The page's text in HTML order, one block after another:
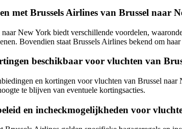
met Brussels Airlines van Brussel naar
New York biedt verschillende voordelen,
Bovendien staat Brussels Airlines bekend om
beschikbaar voor vluchten van
en kortingen voor vluchten van Brussel
te blijven van eventuele kortingsacties.
en incheckmogelijkheden voor